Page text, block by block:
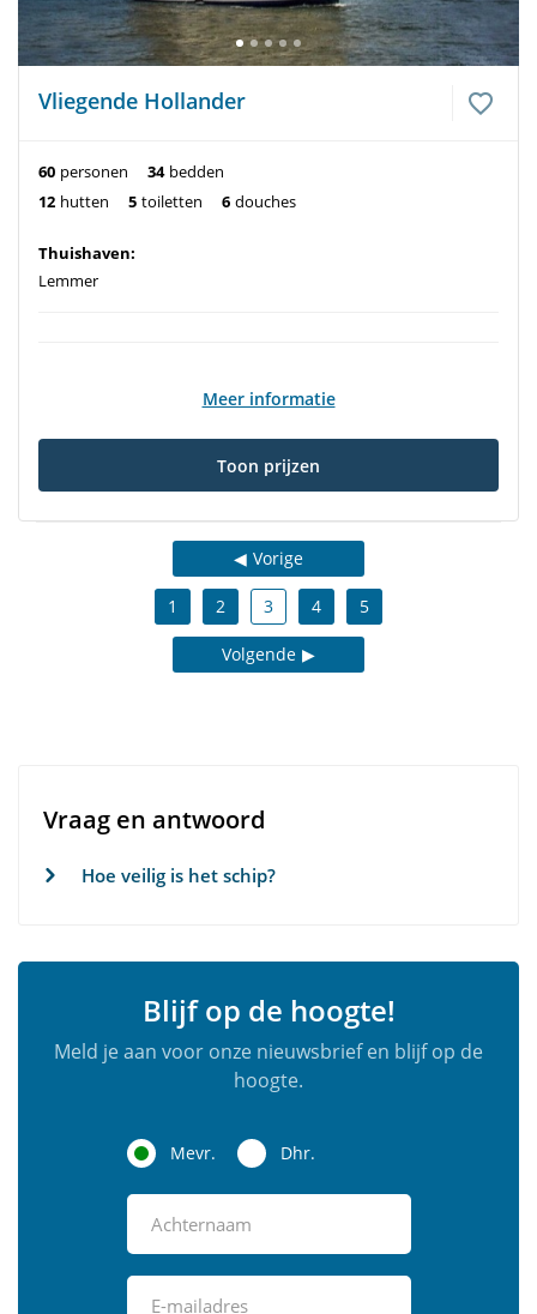
Vliegende Hollander
60 personen 34 bedden
12 hutten 5 toiletten 6 douches
Thuishaven:
Lemmer
Meer informatie
Toon prijzen
Vorige
1 2 3 4 5
Volgende
Vraag en antwoord
Hoe veilig is het schip?
Blijf op de hoogte!
Meld je aan voor onze nieuwsbrief en blijf op de
hoogte.
Mevr. Dhr.